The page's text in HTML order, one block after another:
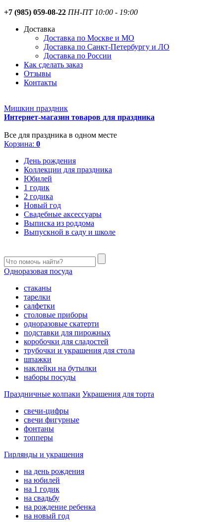
+7 (985) 059-08-22 ПН-ПТ 10:00 - 19:00
Доставка
Доставка по Москве и МО
Доставка по Санкт-Петербургу и ЛО
Доставка по России
Как сделать заказ
Отзывы
Контакты
Мишкин праздник
Интернет-магазин товаров для праздника
Все для праздника в одном месте
Корзина: 0
День рождения
Коллекции для праздника
Юбилей
1 годик
2 годика
Новый год
Свадебные аксессуары
Выписка из роддома
Выпускной в саду и школе
Одноразовая посуда
стаканы
тарелки
салфетки
столовые приборы
одноразовые скатерти
подставки для пирожных
коробочки для сладостей
трубочки и украшения для стола
шпажки
наклейки на бутылки
наборы посуды
Праздничные колпаки Украшения для торта
свечи-цифры
свечи фигурные
фонтаны
топперы
Гирлянды и украшения
на день рождения
на юбилей
на 1 годик
на свадьбу
на рождение ребенка
на новый год